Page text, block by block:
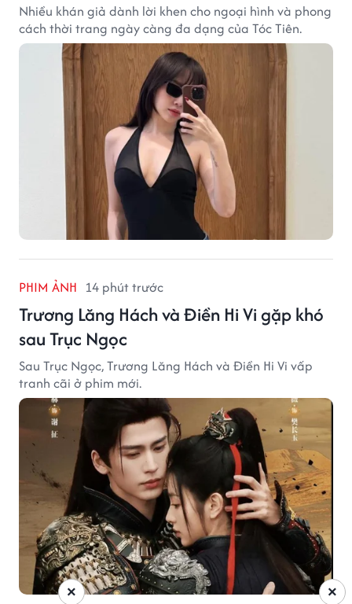
Nhiều khán giả dành lời khen cho ngoại hình và phong
cách thời trang ngày càng đa dạng của Tóc Tiên.
PHIM ẢNH 14 phút trước
Trương Lăng Hách và Điền Hi Vi gặp khó
sau Trục Ngọc
Sau Trục Ngọc, Trương Lăng Hách và Điền Hi Vi vấp
tranh cãi ở phim mới.
×
×